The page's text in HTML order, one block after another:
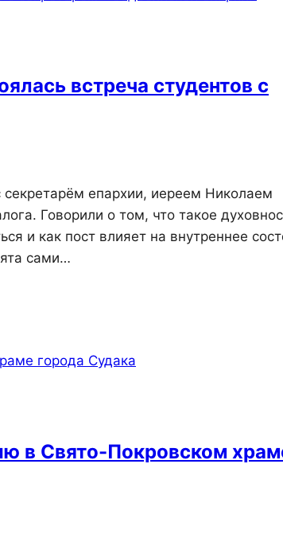
встреча студентов с
епархии, иереем Николаем
Говорили о том, что такое
и как пост влияет на внутреннее
сами…
в Свято-Покровском